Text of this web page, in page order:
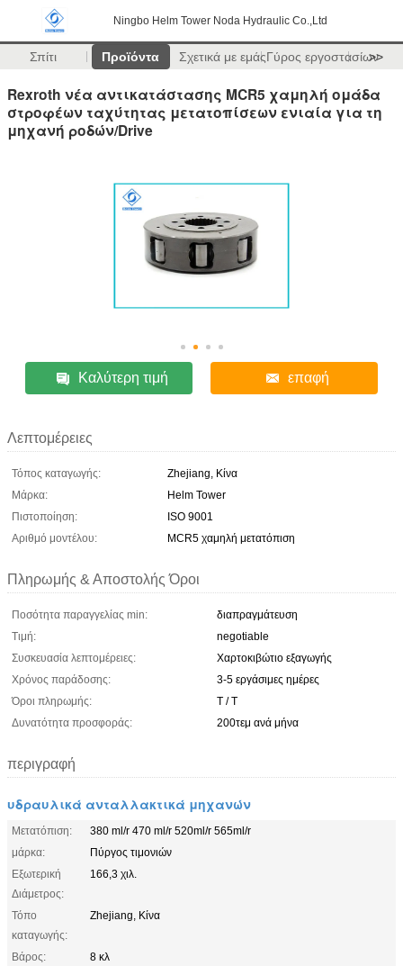
Ningbo Helm Tower Noda Hydraulic Co.,Ltd
Σπίτι Προϊόντα Σχετικά με εμάςΓύρος εργοστασίων
>>
Rexroth νέα αντικατάστασης MCR5 χαμηλή ομάδα
στροφέων ταχύτητας μετατοπίσεων ενιαία για τη
μηχανή ροδών/Drive
Καλύτερη τιμή επαφή
Λεπτομέρειες
Τόπος καταγωγής:
Zhejiang, Κίνα
Μάρκα:
Helm Tower
Πιστοποίηση:
ISO 9001
Αριθμό μοντέλου:
MCR5 χαμηλή μετατόπιση
Πληρωμής & Αποστολής Όροι
Ποσότητα παραγγελίας min:
διαπραγμάτευση
Τιμή:
negotiable
Συσκευασία λεπτομέρειες:
Χαρτοκιβώτιο εξαγωγής
Χρόνος παράδοσης:
3-5 εργάσιμες ημέρες
Όροι πληρωμής:
T / T
Δυνατότητα προσφοράς:
200τεμ ανά μήνα
περιγραφή
υδραυλικά ανταλλακτικά μηχανών
Μετατόπιση:
380 ml/r 470 ml/r 520ml/r 565ml/r
μάρκα:
Πύργος τιμονιών
Εξωτερική
Διάμετρος:
166,3 χιλ.
Τόπο
καταγωγής:
Zhejiang, Κίνα
Βάρος:
8 κλ